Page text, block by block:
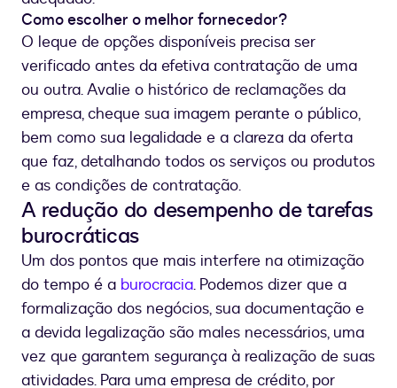
Como escolher o melhor fornecedor?
O leque de opções disponíveis precisa ser
verificado antes da efetiva contratação de uma
ou outra. Avalie o histórico de reclamações da
empresa, cheque sua imagem perante o público,
bem como sua legalidade e a clareza da oferta
que faz, detalhando todos os serviços ou produtos
e as condições de contratação.
A redução do desempenho de tarefas
burocráticas
Um dos pontos que mais interfere na otimização
do tempo é a burocracia. Podemos dizer que a
formalização dos negócios, sua documentação e
a devida legalização são males necessários, uma
vez que garantem segurança à realização de suas
atividades. Para uma empresa de crédito, por